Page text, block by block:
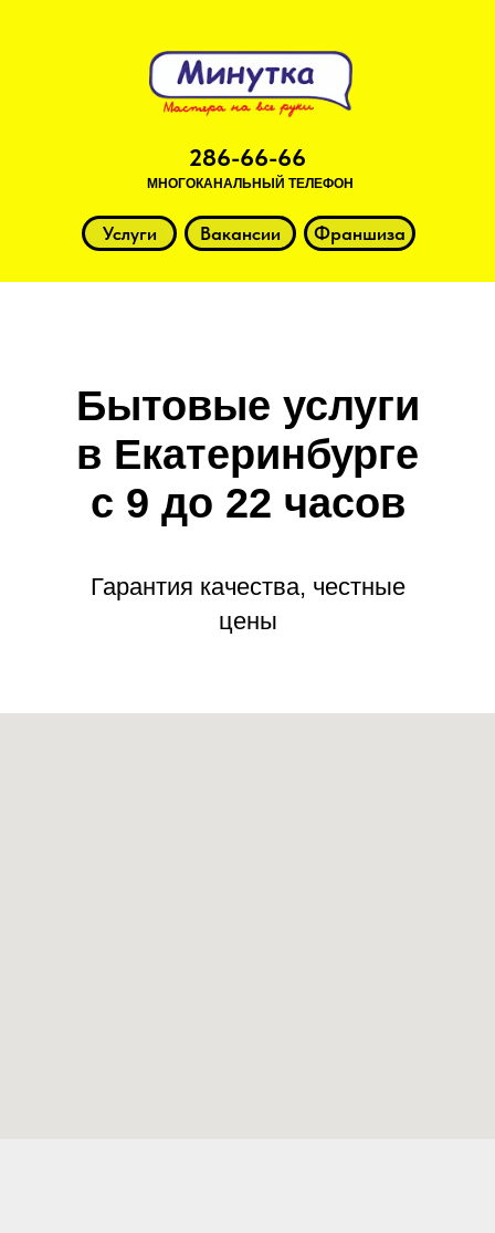
286-66-66
МНОГОКАНАЛЬНЫЙ ТЕЛЕФОН
Услуги Вакансии Франшиза
Бытовые услуги
в Екатеринбурге
с 9 до 22 часов
Гарантия качества, честные
цены